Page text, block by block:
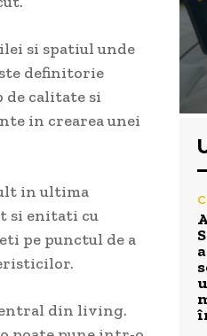
si spatiul unde
definitorie
de calitate si
in crearea unei
in ultima
si enitati cu
pe punctul de a
din living.